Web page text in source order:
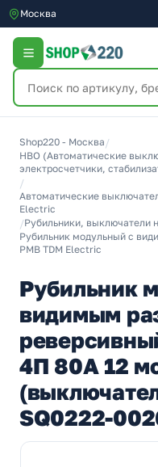
Москва
Shop220 - Москва /
НВО (Автоматические
электросчетчики,
/
Автоматические
Electric
/Рубильники, выключатели
Рубильник модульный с
РМВ TDM Electric
Рубильник
видимым
4П 80A 12
SQ0222-